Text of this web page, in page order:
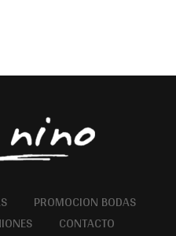
PROMOCION BODAS
CONTACTO